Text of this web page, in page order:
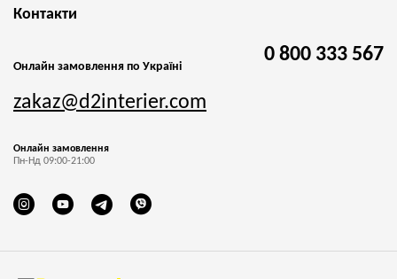
Контакти
Онлайн замовлення по Україні
0 800 333 567
zakaz@d2interier.com
Онлайн замовлення
Пн-Нд 09:00-21:00